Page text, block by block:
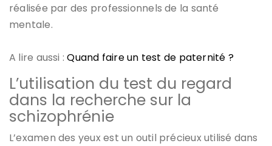
réalisée par des professionnels de la santé
mentale.
A lire aussi :Quand faire un test de paternité ?
L’utilisation du test du regard
dans la recherche sur la
schizophrénie
L’examen des yeux est un outil précieux utilisé dans